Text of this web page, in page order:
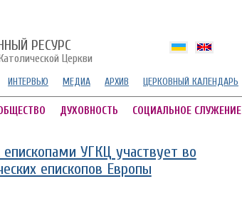
РЕСУРС
Церкви
ИНТЕРВЬЮ МЕДИА АРХИВ ЦЕРКОВНЫЙ КАЛЕНДАРЬ
ДУХОВНОСТЬ СОЦИАЛЬНОЕ СЛУЖЕНИЕ
УГКЦ участвует во
епископов Европы